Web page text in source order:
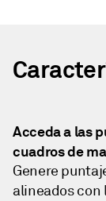
Acceda a las
cuadros de
Genere
alineados con